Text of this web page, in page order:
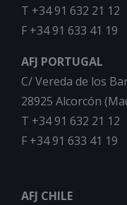
T +34 91 632 21 12
F +34 91 633 41 19
AFJ PORTUGAL
C/ Vereda de los
28925 Alcorcón
T +34 91 632 21 12
F +34 91 633 41 19
AFJ CHILE